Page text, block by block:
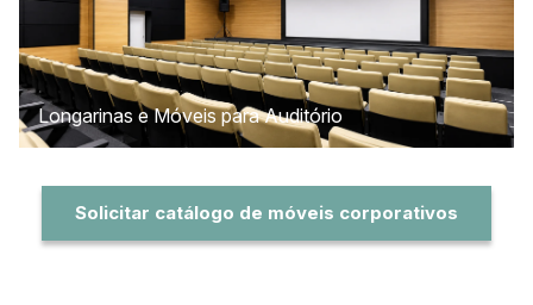
Longarinas e Móveis para Auditório
Solicitar catálogo de móveis corporativos